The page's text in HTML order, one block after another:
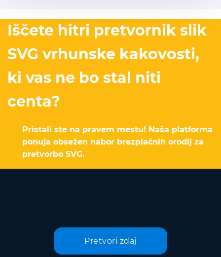
Iščete hitri pretvornik slik
SVG vrhunske kakovosti,
ki vas ne bo stal niti
centa?
Pristali ste na pravem mestu! Naša platforma
ponuja obsežen nabor brezplačnih orodij za
pretvorbo SVG.
Pretvori zdaj